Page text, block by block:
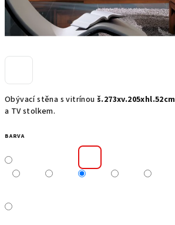
Obývací stěna s vitrínou š.273xv.205xhl.52cm
a TV stolkem.
BARVA